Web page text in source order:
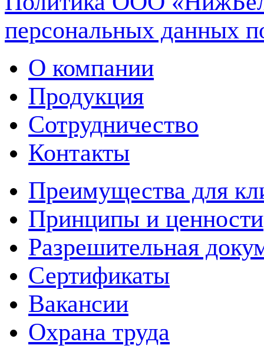
персональных данных
О компании
Продукция
Сотрудничество
Контакты
Преимущества для
Принципы и ценности
Разрешительная
Сертификаты
Вакансии
Охрана труда